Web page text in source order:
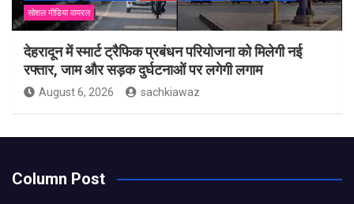
सोशल मीडिया वायरल
देहरादून में स्मार्ट ट्रैफिक प्रबंधन परियोजना को मिलेगी नई
रफ्तार, जाम और सड़क दुर्घटनाओं पर लगेगी लगाम
August 6, 2026 sachkiawaz
Column Post